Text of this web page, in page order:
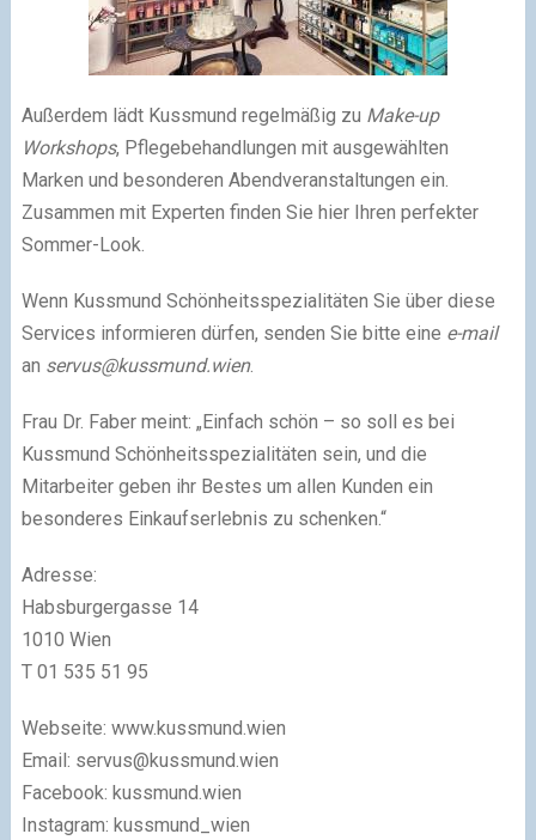
Außerdem lädt Kussmund regelmäßig zu Make-up
Workshops, Pflegebehandlungen mit ausgewählten
Marken und besonderen Abendveranstaltungen ein.
Zusammen mit Experten finden Sie hier Ihren perfekter
Sommer-Look.
Wenn Kussmund Schönheitsspezialitäten Sie über diese
Services informieren dürfen, senden Sie bitte eine e-mail
an servus@kussmund.wien.
Frau Dr. Faber meint: „Einfach schön – so soll es bei
Kussmund Schönheitsspezialitäten sein, und die
Mitarbeiter geben ihr Bestes um allen Kunden ein
besonderes Einkaufserlebnis zu schenken.“
Adresse:
Habsburgergasse 14
1010 Wien
T 01 535 51 95
Webseite: www.kussmund.wien
Email: servus@kussmund.wien
Facebook: kussmund.wien
Instagram: kussmund_wien